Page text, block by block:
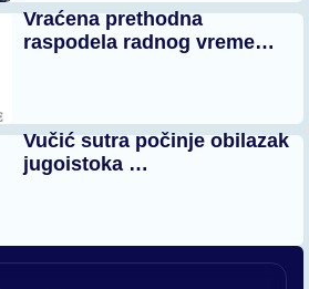
Vraćena prethodna
raspodela radnog vreme…
Vučić sutra počinje obilazak
jugoistoka …